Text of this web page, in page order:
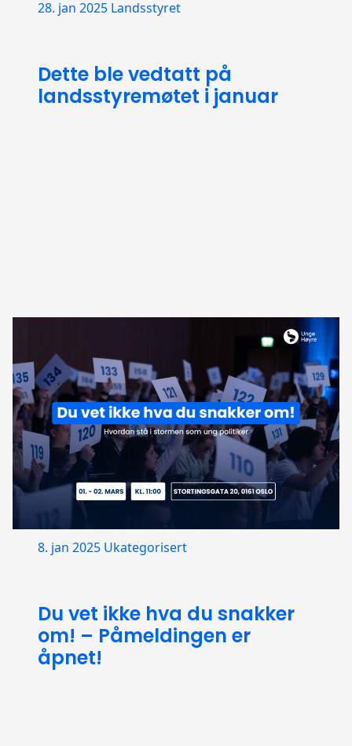
28. jan 2025 Landsstyret
Dette ble vedtatt på
landsstyremøtet i januar
8. jan 2025 Ukategorisert
Du vet ikke hva du snakker
om! – Påmeldingen er
åpnet!